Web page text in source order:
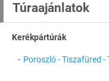
Túraajánlatok
Kerékpártúrák
Poroszló - Tiszafüred